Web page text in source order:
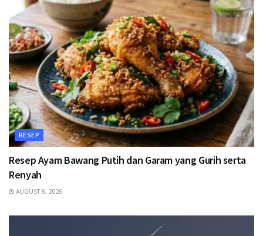
RESEP
Resep Ayam Bawang Putih dan Garam yang Gurih serta
Renyah
AUGUST 8, 2026